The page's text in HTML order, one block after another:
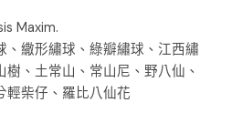
Maxim.
、繖形繡球、綠瓣繡球、江西繡
、土常山、常山尼、野八仙、
輕柴仔、羅比八仙花